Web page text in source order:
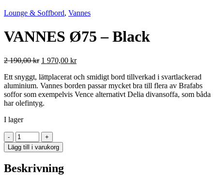
Lounge & Soffbord, Vannes
VANNES Ø75 – Black
2 190,00kr Det
priset
var:
2
190,00 kr.
1 970,00 krDet
priset
är:
1
Ett snyggt, lättplacerat och smidigt bord tillverkad i svartlackerad
aluminium. Vannes borden passar mycket bra till flera av Brafabs
soffor som exempelvis Vence alternativt Delia divansoffa, som båda
har olefintyg.
I lager
-
VANNES
Ø75
-
mängd
+
Lägg till i varukorg
Beskrivning